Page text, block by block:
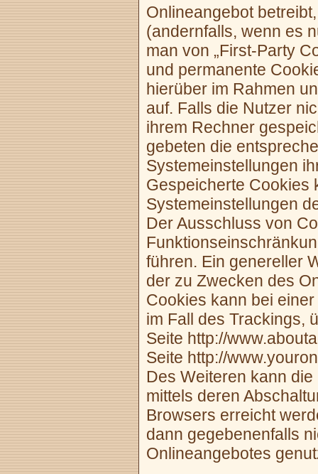
Onlineangebot
(andernfalls, wenn es
man von „First-Party
und permanente
hierüber im Rahmen
auf. Falls die Nutzer
ihrem Rechner
gebeten die
Systemeinstellungen
Gespeicherte Cookies
Systemeinstellungen
Der Ausschluss von
führen. Ein genereller
der zu Zwecken des
Cookies kann bei
im Fall des Trackings,
Seite http://
Seite http://
Des Weiteren kann
mittels deren
Browsers erreicht
dann gegebenenfalls
Onlineangebotes